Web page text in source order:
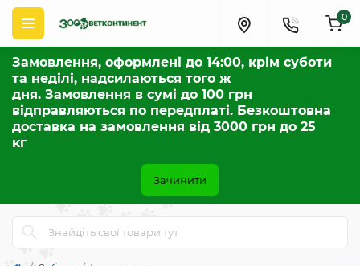
Замовлення, оформлені до 14:00, крім суботи
та неділі, надсилаються того ж
дня. Замовлення в сумі до 100 грн
відправляються по передплаті. Безкоштовна
доставка на замовлення від 3000 грн до 25
кг
Зачинити
0